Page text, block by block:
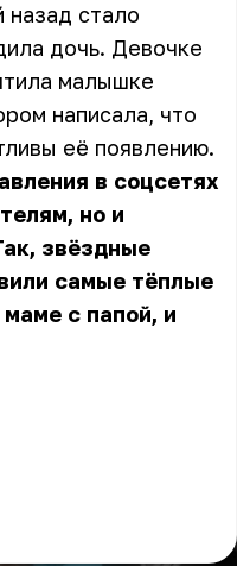
назад стало
дочь. Девочке
малышке
написала, что
её появлению.
в соцсетях
но и
звёздные
самые тёплые
с папой, и